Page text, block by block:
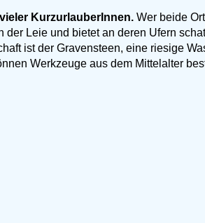
KurzurlauberInnen. Wer beide
Leie und bietet an deren Ufern
ist der Gravensteen, eine riesige
Werkzeuge aus dem Mittelalter